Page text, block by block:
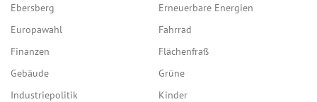
Ebersberg
Erneuerbare Energien
Europawahl
Fahrrad
Finanzen
Flächenfraß
Gebäude
Grüne
Industriepolitik
Kinder